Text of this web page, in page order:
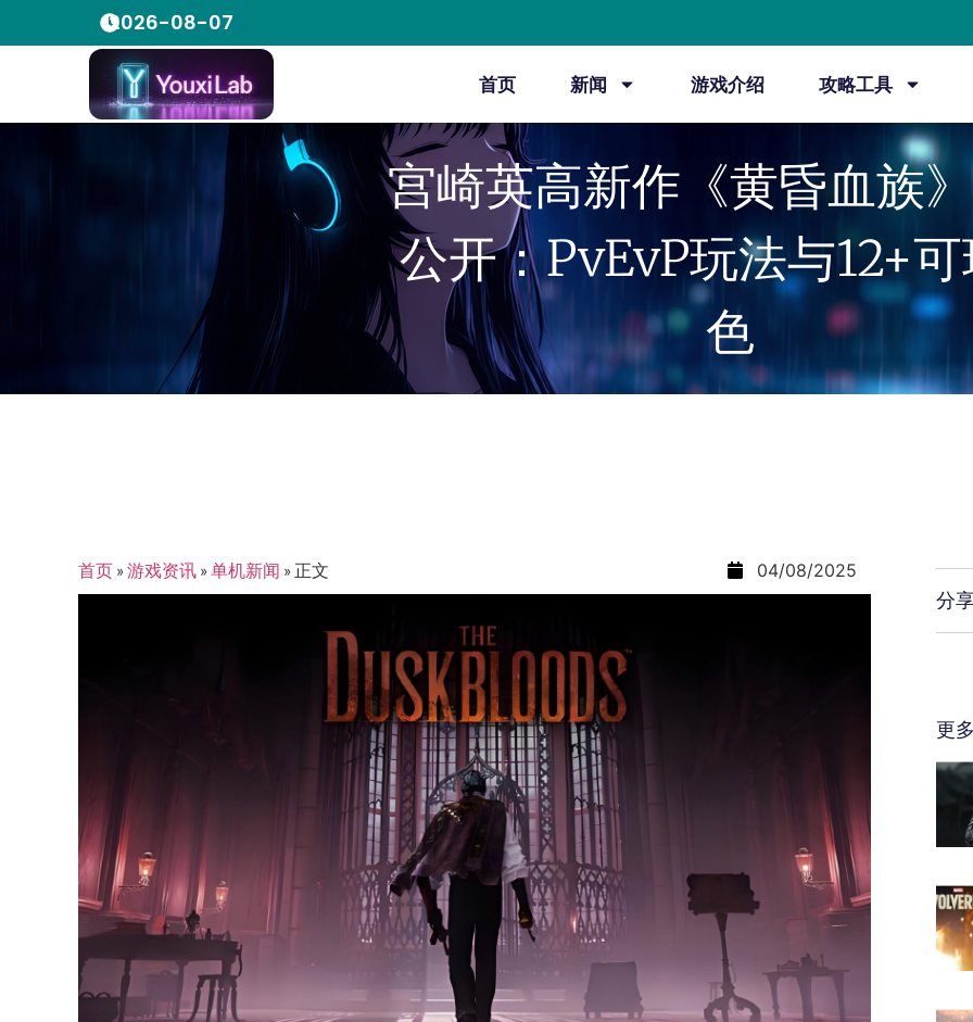
2026-08-07
首页 新闻 游戏介绍 攻略工具
宫崎英高新作《黄昏血族
公开：PvEvP玩法与12+
色
首页 »游戏资讯 »单机新闻 » 正文 04/08/2025
分
更